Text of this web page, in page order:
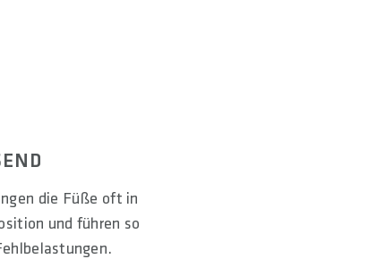
die Füße oft in
und führen so